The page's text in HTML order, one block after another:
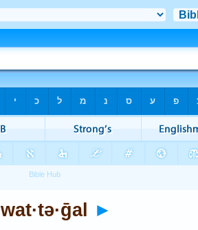
wat·tə·ḡal ►